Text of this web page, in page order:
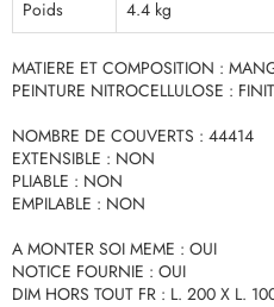
Poids
4.4 kg
MATIERE ET COMPOSITION :
PEINTURE NITROCELLULOSE :
NOMBRE DE COUVERTS : 44414
EXTENSIBLE : NON
PLIABLE : NON
EMPILABLE : NON
A MONTER SOI MEME : OUI
NOTICE FOURNIE : OUI
DIM HORS TOUT FR : L. 200 X L.